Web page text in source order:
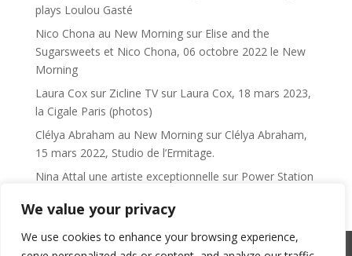
We value your privacy
We use cookies to enhance your browsing experience,
plays Loulou Gasté
Nico Chona au New Morningsur Elise and the
Sugarsweets et Nico Chona, 06 octobre 2022 le New
Morning
Laura Cox sur Zicline TVsur Laura Cox, 18 mars 2023,
la Cigale Paris (photos)
Clélya Abraham au New Morningsur Clélya Abraham,
15 mars 2022, Studio de l’Ermitage.
Nina Attal une artiste exceptionnelle sur Power Station